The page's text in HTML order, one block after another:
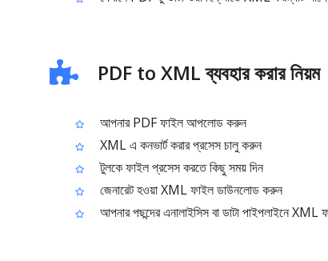
PDF to XML ব্যবহার করার নিয়ম
আপনার PDF ফাইল আপলোড করুন
XML এ কনভার্ট করার প্রসেস চালু করুন
টুলকে ফাইল প্রসেস করতে কিছু সময় দিন
জেনারেট হওয়া XML ফাইল ডাউনলোড করুন
আপনার পছন্দের এনালাইসিস বা ডাটা পাইপলাইনে XML